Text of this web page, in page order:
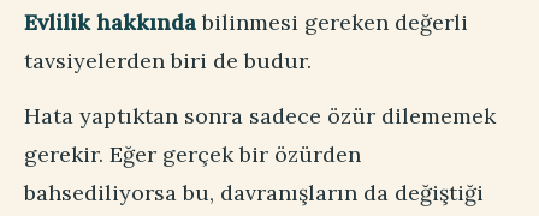
Evlilik hakkındabilinmesi gereken değerli
tavsiyelerden biri de budur.
Hata yaptıktan sonra sadece özür dilememek
gerekir. Eğer gerçek bir özürden
bahsediliyorsa bu, davranışların da değiştiği